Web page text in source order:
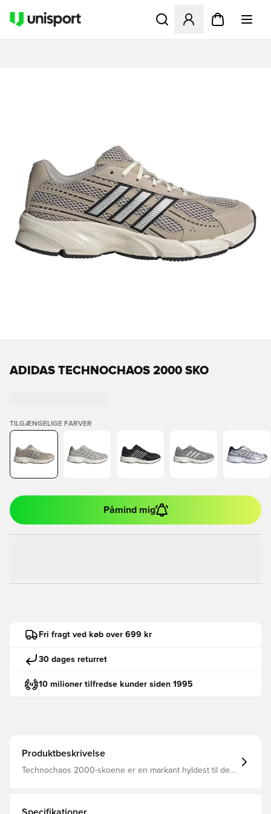
Åbner en Modal til at
ADIDAS TECHNOCHAOS 2000 SKO
TILGÆNGELIGE FARVER
Påmind mig
Fri fragt ved køb over 699 kr
30 dages returret
10 milioner tilfredse kunder siden 1995
Produktbeskrivelse
Technochaos 2000-skoene er en markant hyldest til den
trives med bevægelse og selvudfoldelse.Den åndbare